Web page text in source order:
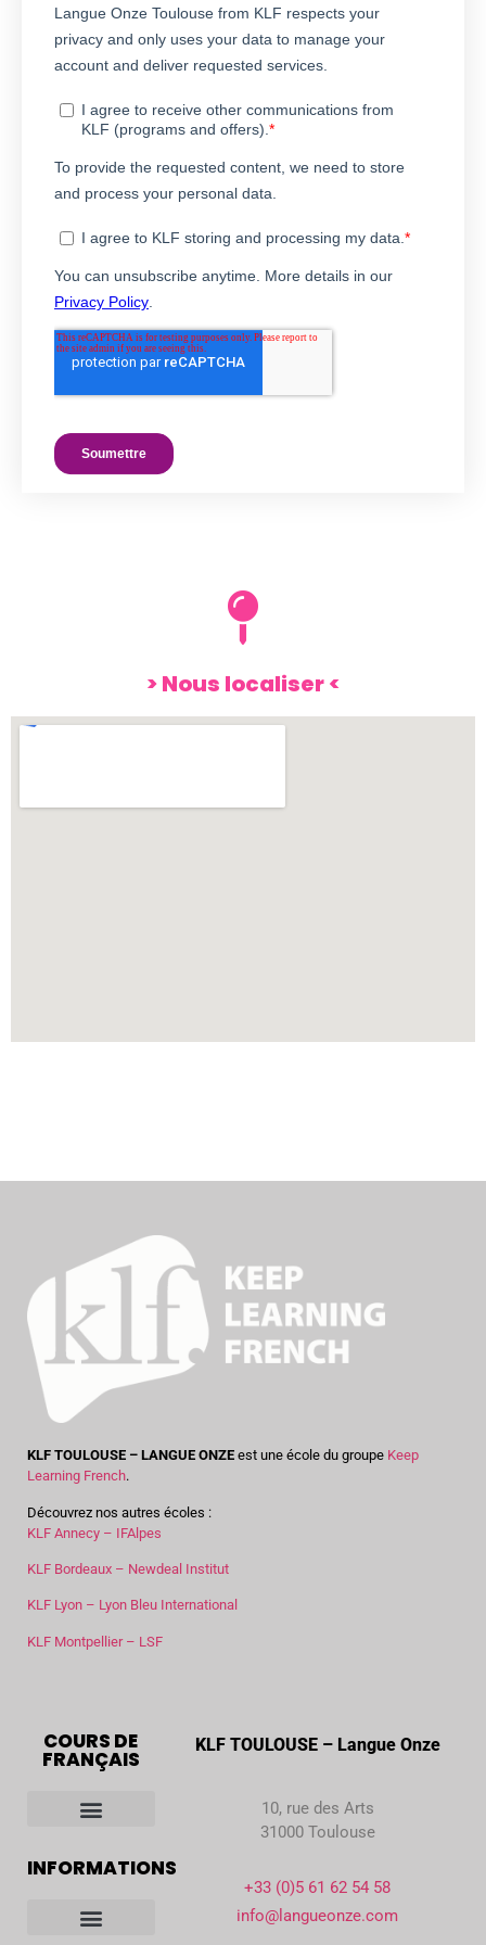
> Nous localiser <
KLF TOULOUSE – LANGUE ONZE est une école du groupe Keep
Learning French.
Découvrez nos autres écoles :
KLF Annecy – IFAlpes
KLF Bordeaux – Newdeal Institut
KLF Lyon – Lyon Bleu International
KLF Montpellier – LSF
COURS DE
FRANÇAIS
INFORMATIONS
KLF TOULOUSE – Langue Onze
10, rue des Arts
31000 Toulouse
+33 (0)5 61 62 54 58
info@langueonze.com